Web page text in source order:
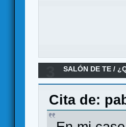
SALÓN DE TE /
Cita de: